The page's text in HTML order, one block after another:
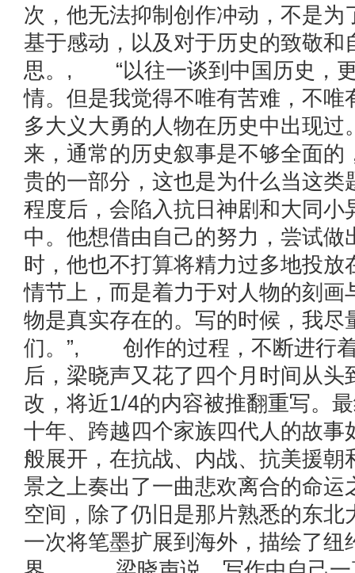
次，他无法抑制创作冲动，不是为
基于感动，以及对于历史的致敬和
思。, “以往一谈到中国历史，
情。但是我觉得不唯有苦难，不唯
多大义大勇的人物在历史中出现过
来，通常的历史叙事是不够全面的
贵的一部分，这也是为什么当这类
程度后，会陷入抗日神剧和大同小
中。他想借由自己的努力，尝试做
时，他也不打算将精力过多地投放
情节上，而是着力于对人物的刻画
物是真实存在的。写的时候，我尽
们。”, 创作的过程，不断进行
后，梁晓声又花了四个月时间从头
改，将近1/4的内容被推翻重写。
十年、跨越四个家族四代人的故事
般展开，在抗战、内战、抗美援朝
景之上奏出了一曲悲欢离合的命运
空间，除了仍旧是那片熟悉的东北
一次将笔墨扩展到海外，描绘了纽